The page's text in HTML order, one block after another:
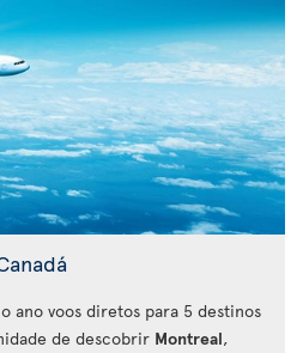
ano voos diretos para 5 destinos
de descobrir Montreal,